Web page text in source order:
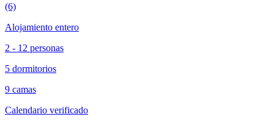
(6)
Alojamiento entero
2 - 12 personas
5 dormitorios
9 camas
Calendario verificado